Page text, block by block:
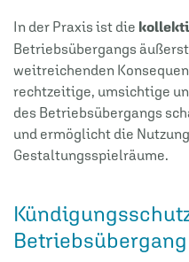
In der Praxis ist die
Betriebsübergangs
weitreichenden
rechtzeitige, umsichtige
des Betriebsübergangs
und ermöglicht die
Gestaltungsspielräume.
Betriebsübergang